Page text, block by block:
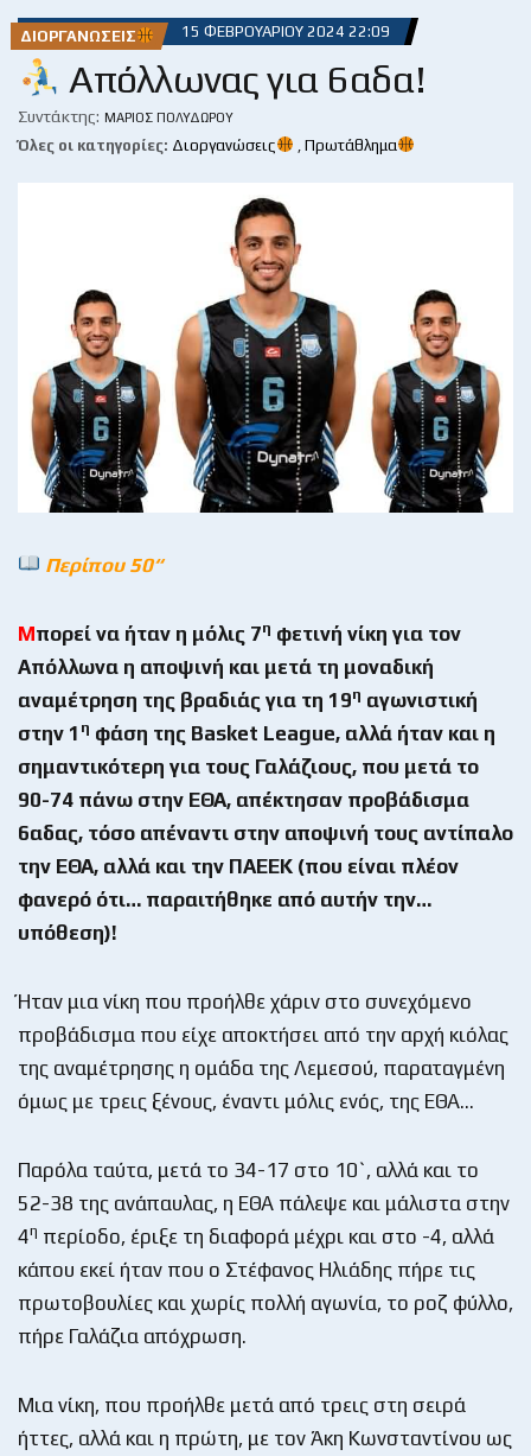
ΔΙΟΡΓΑΝΏΣΕΙΣ 15 ΦΕΒΡΟΥΑΡΊΟΥ 2024 22:09
Απόλλωνας για 6αδα!
Συντάκτης: ΜΆΡΙΟΣ ΠΟΛΥΔΏΡΟΥ
Όλες οι κατηγορίες: Διοργανώσεις Πρωτάθλημα
Περίπου 50“
Μπορεί να ήταν η μόλις 7η φετινή νίκη για τον
Απόλλωνα η αποψινή και μετά τη μοναδική
αναμέτρηση της βραδιάς για τη 19η αγωνιστική
στην 1 η φάση της Basket League, αλλά ήταν και η
σημαντικότερη για τους Γαλάζιους, που μετά το
90-74 πάνω στην ΕΘΑ, απέκτησαν προβάδισμα
6αδας, τόσο απέναντι στην αποψινή τους αντίπαλο
την ΕΘΑ, αλλά και την ΠΑΕΕΚ (που είναι πλέον
φανερό ότι… παραιτήθηκε από αυτήν την…
υπόθεση)!
Ήταν μια νίκη που προήλθε χάριν στο συνεχόμενο
προβάδισμα που είχε αποκτήσει από την αρχή κιόλας
της αναμέτρησης η ομάδα της Λεμεσού, παραταγμένη
όμως με τρεις ξένους, έναντι μόλις ενός, της ΕΘΑ…
Παρόλα ταύτα, μετά το 34-17 στο 10`, αλλά και το
52-38 της ανάπαυλας, η ΕΘΑ πάλεψε και μάλιστα στην
4η περίοδο, έριξε τη διαφορά μέχρι και στο -4, αλλά
κάπου εκεί ήταν που ο Στέφανος Ηλιάδης πήρε τις
πρωτοβουλίες και χωρίς πολλή αγωνία, το ροζ φύλλο,
πήρε Γαλάζια απόχρωση.
Μια νίκη, που προήλθε μετά από τρεις στη σειρά
ήττες, αλλά και η πρώτη, με τον Άκη Κωνσταντίνου ως